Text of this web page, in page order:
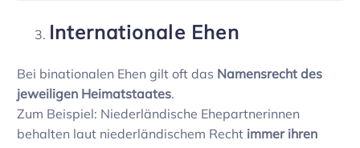
Inter­na­tio­nale Ehen
Bei bina­tio­nalen Ehen gilt oft das Namens­recht des
jewei­ligen Heimat­staates.
Zum Beispiel: Nieder­län­di­sche Ehepart­ne­rinnen
behalten laut nieder­län­di­schem Recht immer ihren